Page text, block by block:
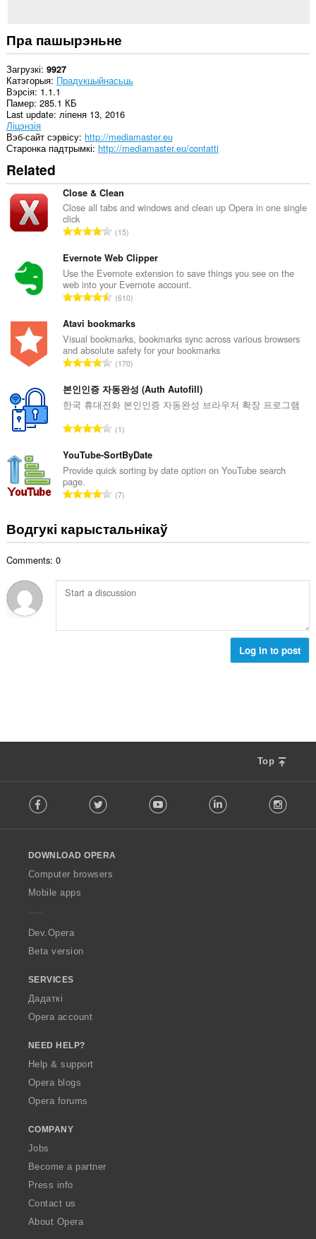
прагляду.
Пра пашырэньне
Загрузкі 9927
Катэгорыя Прадукцыйнасьць
Вэрсія 1.1.1
Памер 285.1 КБ
Last update ліпеня 13, 2016
Ліцэнзія
Вэб-сайт сэрвісу http://mediamaster.eu
Старонка падтрымкі http://mediamaster.eu/contatti
Related
Close & Clean
Close all tabs and windows and clean up Opera in one single
click
А
з
н
а
к
ў
:
15
Evernote Web Clipper
Use the Evernote extension to save things you see on the
web into your Evernote account.
А
з
н
а
к
ў
:
610
Atavi bookmarks
Visual bookmarks, bookmarks sync across various browsers
and absolute safety for your bookmarks
А
з
н
к
ў
:
170
본인인증 자동완성 (Auth Autofill)
한국 휴대전화 본인인증 자동완성 브라우저 확장 프로그램
А
з
н
к
ў
:
1
YouTube-SortByDate
Provide quick sorting by date option on YouTube search
page.
А
н
а
ў
7
Водгукі карыстальнікаў
Comments: 0
Log in to post
Top
o
w
O
p
a
Facebook Twitter Youtube LinkedIn
DOWNLOAD OPERA
Computer browsers
Mobile apps
Dev.Opera
Beta version
SERVICES
Дадаткі
Opera account
NEED HELP?
Help & support
Opera blogs
Opera forums
COMPANY
Jobs
Become a partner
Press info
Contact us
About Opera